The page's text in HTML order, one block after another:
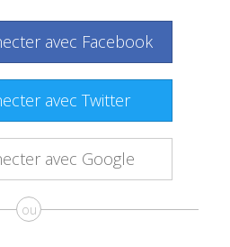
avec Facebook
avec Twitter
avec Google
ou